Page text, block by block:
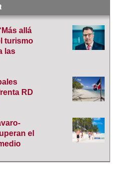
allá
turismo
las
RD
el